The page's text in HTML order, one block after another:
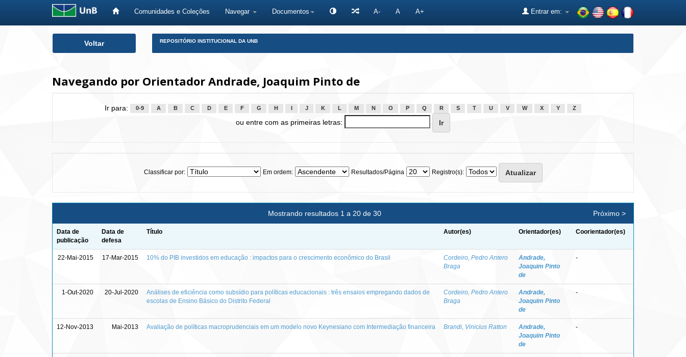
Comunidades e Coleções Navegar Documentos A- A A+ Entrar em:
Voltar REPOSITÓRIO INSTITUCIONAL DA UNB
Navegando por Orientador Andrade, Joaquim Pinto de
Ir para: 0-9 A B C D E F G H J K L M N O P Q R S T U V W X Y Z
ou entre com as primeiras letras:
Classificar por: Em ordem: Resultados/Página Registro(s):
Mostrando resultados 1 a 20 de 30 Próximo >
Data de
publicação
Data de
defesa
Título Autor(es) Orientador(es) Coorientador(es)
22-Mai-2015 17-Mar-2015 10% do PIB investidos em educação : impactos para o crescimento econômico do Brasil
Cordeiro, Pedro Antero
Braga
Andrade,
Joaquim Pinto
de
-
1-Out-2020 20-Jul-2020
Análises de eficiência como subsídio para políticas educacionais : três ensaios empregando dados de
escolas de Ensino Básico do Distrito Federal
Cordeiro, Pedro Antero
Braga
Andrade,
Joaquim Pinto
de
-
12-Nov-2013 Mai-2013 Avaliação de políticas macroprudenciais em um modelo novo Keynesiano com Intermediação financeira Brandi, Vinicius Ratton
Andrade,
Joaquim Pinto
de
-